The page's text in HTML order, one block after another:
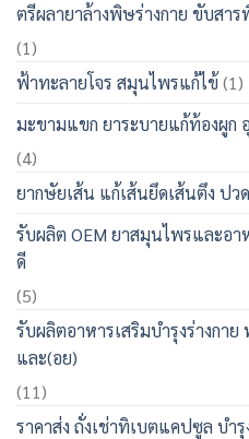
ตรีผลายาล้างพิษร่างกาย ขับสา
(1)
ฟ้าทะลายโจร สมุนไพรแก้ไข้(1)
มะขามแขก ยาระบายแก้ท้องผูก
(4)
ยากษัยเส้น แก้เส้นยึดเส้นตึง ปว
รับผลิต OEM ยาสมุนไพรและอ
ดี
(5)
รับผลิตอาหารเสริมบำรุงร่างกา
และ(อย)
(11)
ราคาส่ง ถั่งเช่าทิเบตแคปซูล บำ